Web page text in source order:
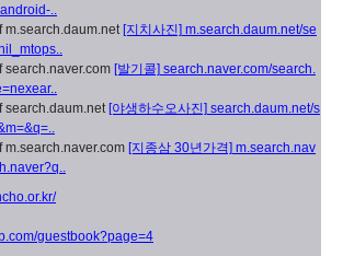
..
[지치사진] m.search.daum.net/se
[발기콜] search.naver.com/search.
[야생하수오사진] search.daum.net/s
[지종삼 30년가격] m.search.nav
guestbook?page=4